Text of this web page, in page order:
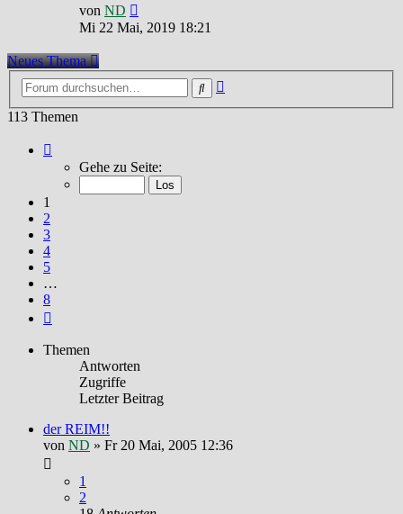
von ND
Beitrag
Mi 22 Mai, 2019 18:21
Neues Thema
Suche
113 Themen
von
Gehe zu Seite:
1
2
3
4
5
…
8
Themen
Antworten
Zugriffe
Letzter Beitrag
der REIM!!
von ND » Fr 20 Mai, 2005 12:36
1
2